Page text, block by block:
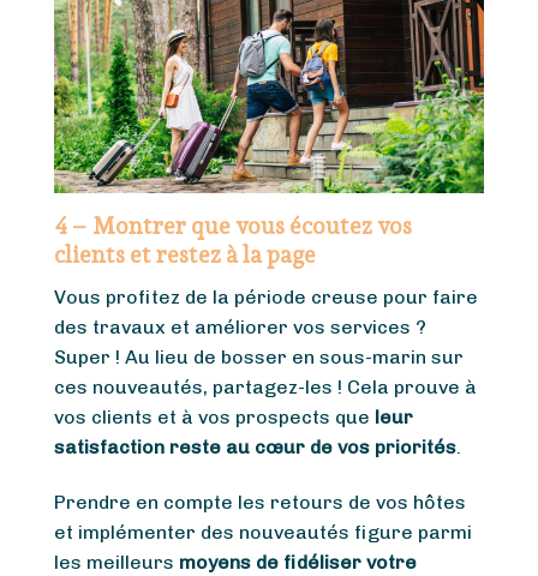
4 – Montrer que vous écoutez vos
clients et restez à la page
Vous profitez de la période creuse pour faire
des travaux et améliorer vos services ?
Super ! Au lieu de bosser en sous-marin sur
ces nouveautés, partagez-les ! Cela prouve à
vos clients et à vos prospects que leur
satisfaction reste au cœur de vos priorités.
Prendre en compte les retours de vos hôtes
et implémenter des nouveautés figure parmi
les meilleurs moyens de fidéliser votre